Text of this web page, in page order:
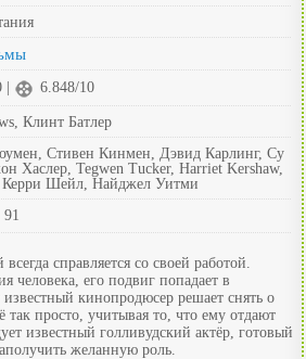
| 6.848/10
Клинт Батлер
Стивен Кинмен, Дэвид Карлинг, Су
Хаслер, Tegwen Tucker, Harriet Kershaw,
Керри Шейл, Найджел Уитми
91
справляется со своей работой.
человека, его подвиг попадает в
известный кинопродюсер решает снять о
просто, учитывая то, что ему отдают
известный голливудский актёр, готовый
желанную роль.